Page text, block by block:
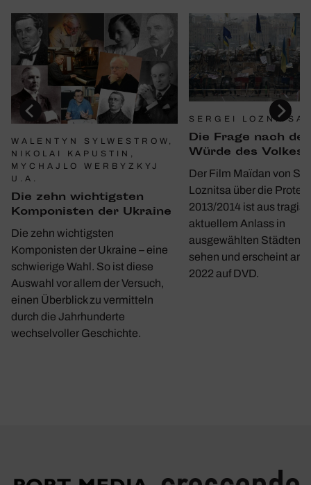
WALENTYN SYLWESTROW,
NIKOLAI KAPUSTIN,
MYCHAJLO WERBYZKYJ
U.A.
Die zehn wich­tigsten
Kompo­nisten der Ukraine
Die zehn wichtigsten
Komponisten der Ukraine – eine
schwierige Wahl. So ist diese
Auswahl vor allem der Versuch,
einen Überblick zu vermitteln
durch die Jahrhunderte
wechselvoller Geschichte.
SERGEI LOZNITSA
Die Frage nach der
Würde des Volkes
Der Film Maïdan von
Loznitsa über die
2013/2014 ist aus
aktuellem Anlass in
ausgewählten Städten
sehen und erscheint am
2022 auf DVD.